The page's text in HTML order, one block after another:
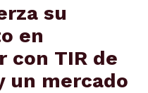
su
en
con TIR de
un mercado